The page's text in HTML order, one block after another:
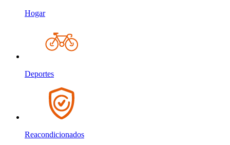
Hogar
Deportes
Reacondicionados